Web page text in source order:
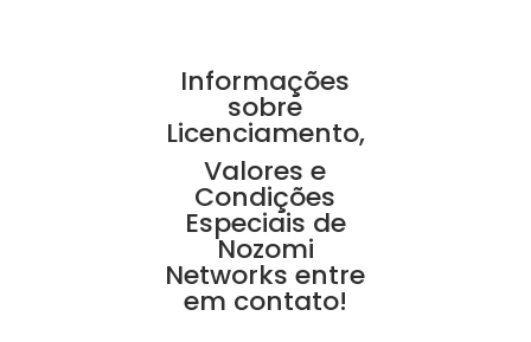
Informações
sobre
Licenciamento,
Valores e
Condições
Especiais de
Nozomi
Networks entre
em contato!